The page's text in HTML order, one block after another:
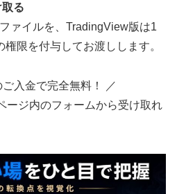
る
ァイルを、TradingView版は1
限を付与してお渡しします。
入金で完全無料！ ／
ージ内のフォームから受け取れ